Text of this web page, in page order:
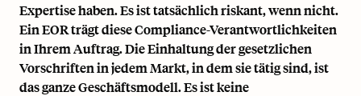
Expertise haben. Es ist tatsächlich riskant, wenn nicht.
Ein EOR trägt diese Compliance-Verantwortlichkeiten
in Ihrem Auftrag. Die Einhaltung der gesetzlichen
Vorschriften in jedem Markt, in dem sie tätig sind, ist
das ganze Geschäftsmodell. Es ist keine